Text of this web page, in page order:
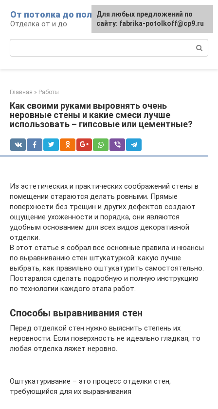
контенту
От потолка до пола
Отделка от и до
Главная » Работы
Как своими руками выровнять очень
неровные стены и какие смеси лучше
использовать – гипсовые или цементные?
Из эстетических и практических соображений стены в
помещении стараются делать ровными. Прямые
поверхности без трещин и других дефектов создают
ощущение ухоженности и порядка, они являются
удобным основанием для всех видов декоративной
отделки.
В этот статье я собрал все основные правила и нюансы
по выравниванию стен штукатуркой: какую лучше
выбрать, как правильно оштукатурить самостоятельно.
Постарался сделать подробную и полную инструкцию
по технологии каждого этапа работ.
Способы выравнивания стен
Перед отделкой стен нужно выяснить степень их
неровности. Если поверхность не идеально гладкая, то
любая отделка ляжет неровно.
Оштукатуривание – это процесс отделки стен,
требующийся для их выравнивания
Для любых предложений по
сайту: fabrika-potolkoff@cp9.ru